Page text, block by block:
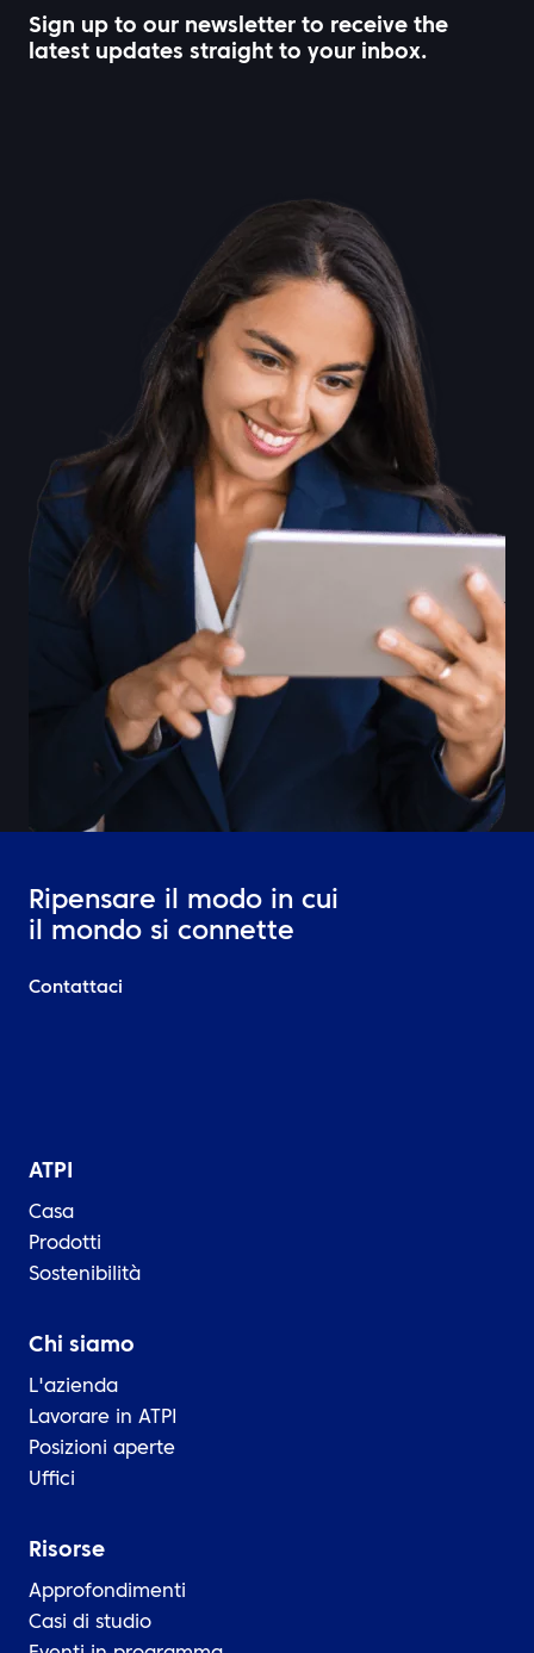
Sign up to our newsletter to receive the
latest updates straight to your inbox.
Ripensare il modo in cui
il mondo si connette
Contattaci
ATPI
Casa
Prodotti
Sostenibilità
Chi siamo
L'azienda
Lavorare in ATPI
Posizioni aperte
Uffici
Risorse
Approfondimenti
Casi di studio